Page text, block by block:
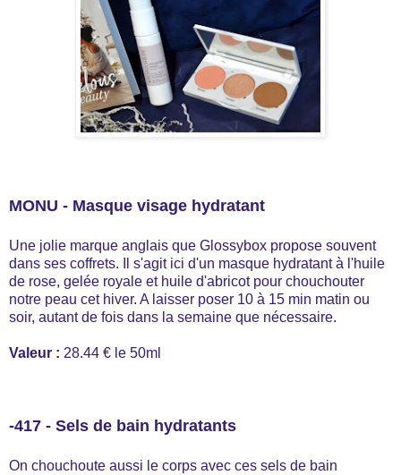
MONU - Masque visage hydratant
Une jolie marque anglais que Glossybox propose souvent
dans ses coffrets. Il s'agit ici d'un masque hydratant à l'huile
de rose, gelée royale et huile d'abricot pour chouchouter
notre peau cet hiver. A laisser poser 10 à 15 min matin ou
soir, autant de fois dans la semaine que nécessaire.
Valeur : 28.44 € le 50ml
-417 - Sels de bain hydratants
On chouchoute aussi le corps avec ces sels de bain